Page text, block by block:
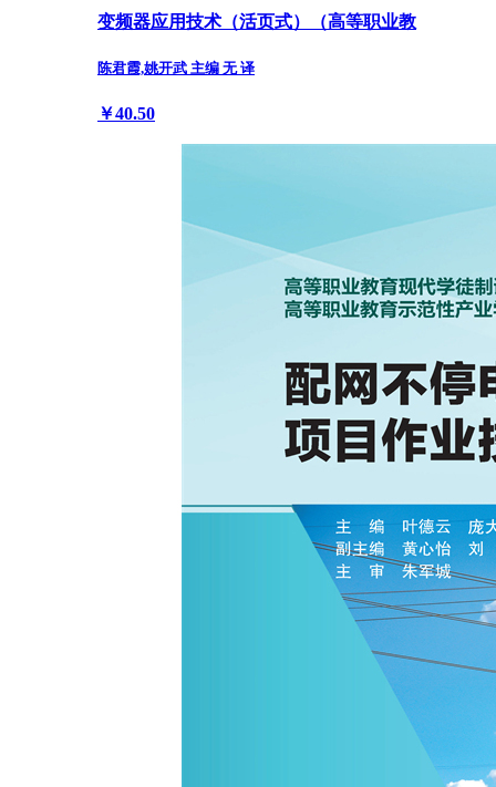
变频器应用技术（活页式）（高等职业教
陈君霞,姚开武 主编 无 译
￥40.50